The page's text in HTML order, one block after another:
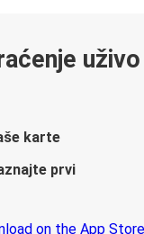
uživo
karte
prvi